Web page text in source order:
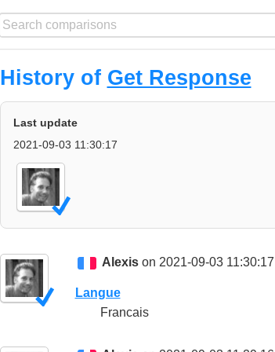
History of Get Response
Last update
2021-09-03 11:30:17
Alexison 2021-09-03 11:30:17
Langue
Francais